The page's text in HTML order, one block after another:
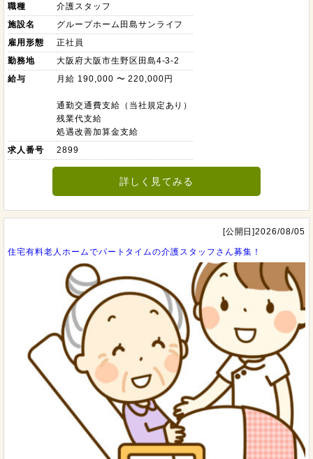
職種
介護スタッフ
施設名
グループホーム田島サンライフ
雇用形態
正社員
勤務地
大阪府大阪市生野区田島4-3-2
給与
月給 190,000 〜 220,000円
通勤交通費支給（当社規定あり）
残業代支給
処遇改善加算金支給
求人番号
2899
詳しく見てみる
[公開日]2026/08/05
住宅有料老人ホームでパートタイムの介護スタッフさん募集！